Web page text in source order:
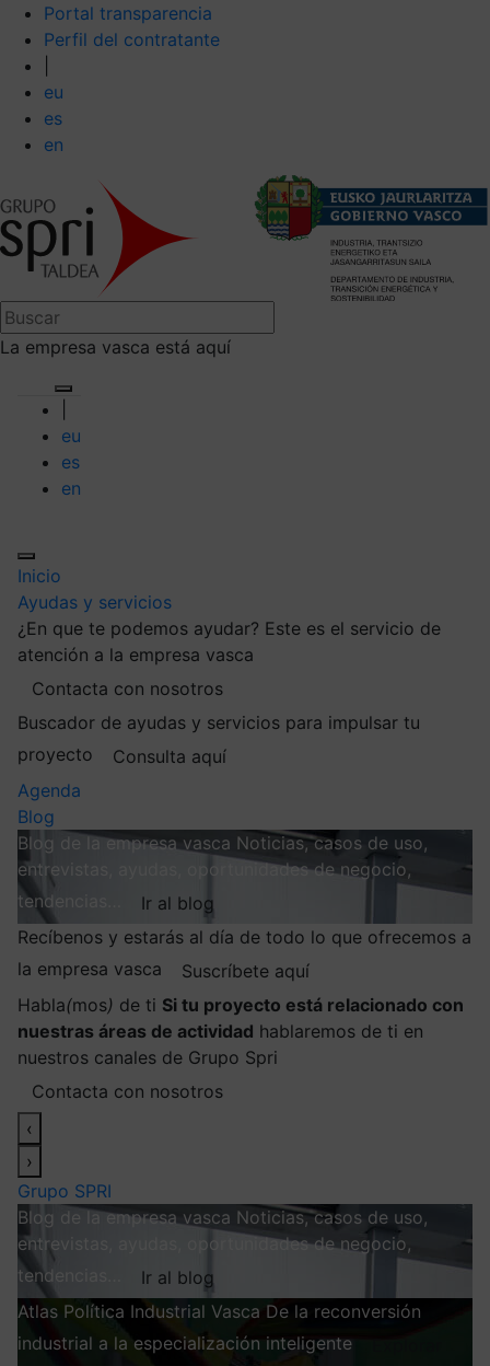
Portal transparencia
Perfil del contratante
eu
es
en
La empresa vasca está aquí
eu
es
en
Inicio
Ayudas y servicios
¿En que te podemos ayudar? Este es el servicio de
atención a la empresa vasca
Contacta con nosotros
Buscador de ayudas y servicios para impulsar tu
proyecto
Consulta aquí
Agenda
Blog
Blog de la empresa vasca Noticias, casos de uso,
entrevistas, ayudas, oportunidades de negocio,
tendencias…
Ir al blog
Recíbenos y estarás al día de todo lo que ofrecemos a
la empresa vasca
Suscríbete aquí
Habla(mos) de ti Si tu proyecto está relacionado con
nuestras áreas de actividad hablaremos de ti en
nuestros canales de Grupo Spri
Contacta con nosotros
‹
›
Grupo SPRI
Blog de la empresa vasca Noticias, casos de uso,
entrevistas, ayudas, oportunidades de negocio,
tendencias…
Ir al blog
Atlas Política Industrial Vasca De la reconversión
industrial a la especialización inteligente